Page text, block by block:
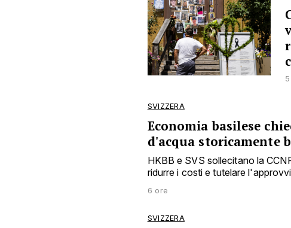
SVIZZERA
Economia basilese
d'acqua storicamente
HKBB e SVS sollecitano la
ridurre i costi e tutelare
6 ore
SVIZZERA